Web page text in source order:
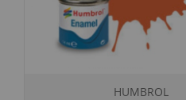
HUMBROL